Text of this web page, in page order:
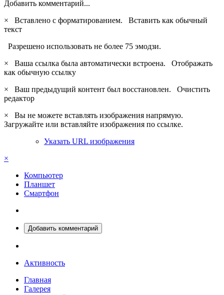
Добавить комментарий...
×
Вставлено с форматированием. Вставить как обычный
текст
Разрешено использовать не более 75 эмодзи.
×
Ваша ссылка была автоматически встроена. Отображать
как обычную ссылку
×
Ваш предыдущий контент был восстановлен. Очистить
редактор
×
Вы не можете вставлять изображения напрямую.
Загружайте или вставляйте изображения по ссылке.
Указать URL изображения
×
Компьютер
Планшет
Смартфон
Добавить комментарий
Активность
Главная
Галерея